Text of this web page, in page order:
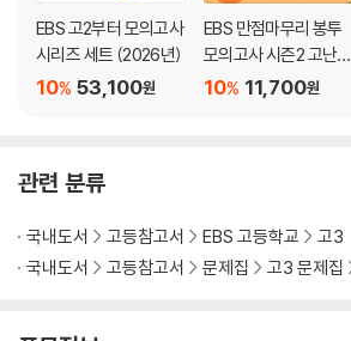
EBS 고2부터 모의고사
시리즈 세트 (2026년)
53,100원
10%
EBS 만점마무리 봉투
모의고사 시즌2 고난도
영어영역 3회분 (2026
11,700원
10%
관련 분류
국내도서 고등참고서 EBS 고등학교
고3
국내도서
고등참고서 문제집 고3 문제집